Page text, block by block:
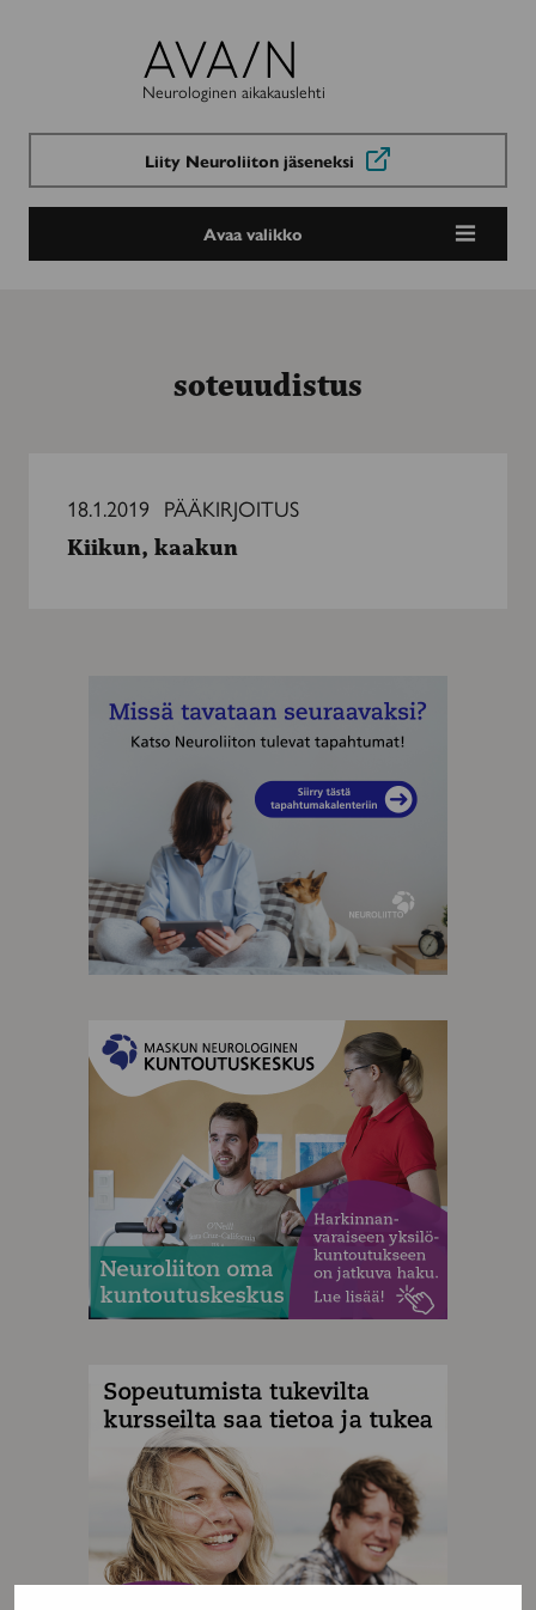
Avain-
lehti
Neurologinen aikakauslehti
Liity Neuroliiton jäseneksi
Avaa valikko
soteuudistus
kaakun18.1.2019 PÄÄKIRJOITUS
Kiikun, kaakun